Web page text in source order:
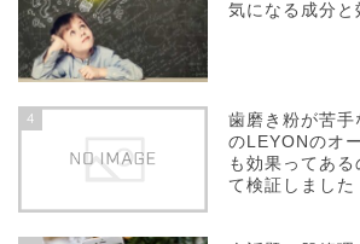
気になる成分と
4
歯磨き粉が苦手
のLEYONのオ
も効果ってあ
て検証しました